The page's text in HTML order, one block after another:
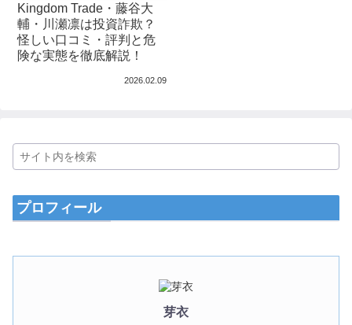
Kingdom Trade・藤谷大
輔・川瀬凛は投資詐欺？
怪しい口コミ・評判と危
険な実態を徹底解説！
2026.02.09
プロフィール
芽衣